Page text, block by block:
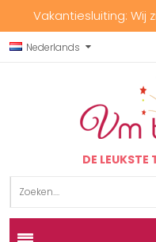
Vakantiesluiting: Wij
Nederlands
DE